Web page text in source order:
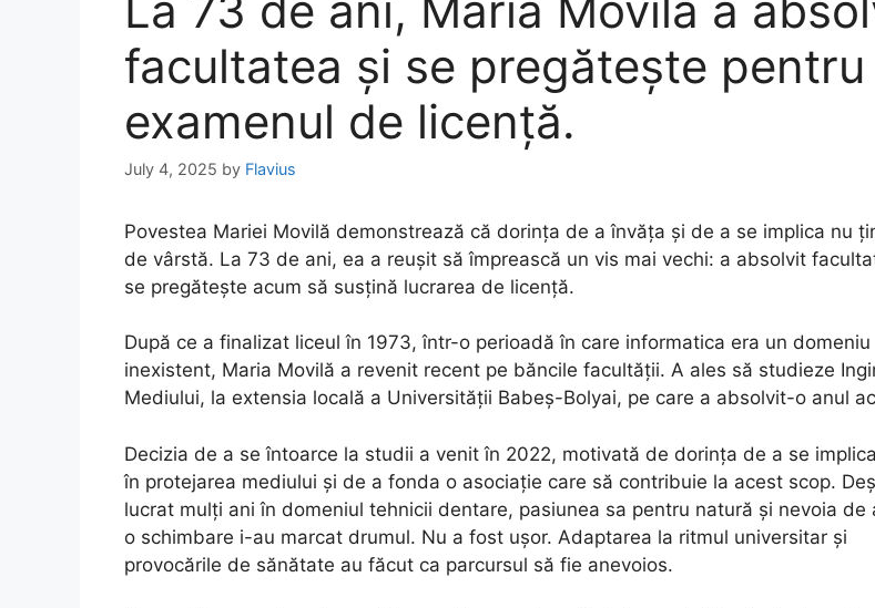
facultatea și se pregătește pentru
examenul de licență.
July 4, 2025 by Flavius
Povestea Mariei Movilă demonstrează că dorința de a învăța și de a se implica nu
de vârstă. La 73 de ani, ea a reușit să împrească un vis mai vechi: a absolvit
se pregătește acum să susțină lucrarea de licență.
După ce a finalizat liceul în 1973, într-o perioadă în care informatica era un domeniu
inexistent, Maria Movilă a revenit recent pe băncile facultății. A ales să studieze
Mediului, la extensia locală a Universității Babeș-Bolyai, pe care a absolvit-o anul
Decizia de a se întoarce la studii a venit în 2022, motivată de dorința de a se
în protejarea mediului și de a fonda o asociație care să contribuie la acest scop.
lucrat mulți ani în domeniul tehnicii dentare, pasiunea sa pentru natură și nevoia de
o schimbare i-au marcat drumul. Nu a fost ușor. Adaptarea la ritmul universitar și
provocările de sănătate au făcut ca parcursul să fie anevoios.